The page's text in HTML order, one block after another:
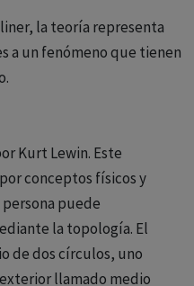
la teoría representa
a un fenómeno que tienen
Kurt Lewin. Este
conceptos físicos y
puede
la topología. El
de dos círculos, uno
llamado medio